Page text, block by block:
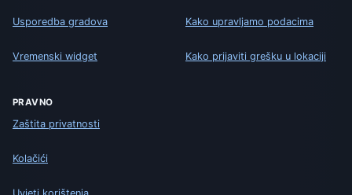
Usporedba gradova
Vremenski widget
Kako upravljamo podacima
Kako prijaviti grešku u lokaciji
PRAVNO
Zaštita privatnosti
Kolačići